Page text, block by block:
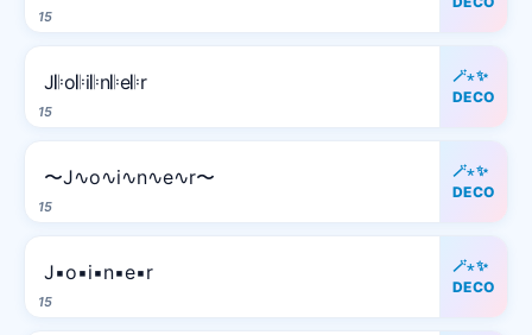
15
15
J𝄆o𝄆i𝄆n𝄆e𝄆r
🪄⋆✨
DECO
15
〜J∿o∿i∿n∿e∿r〜
🪄⋆✨
DECO
15
J▪o▪i▪n▪e▪r
🪄⋆✨
DECO